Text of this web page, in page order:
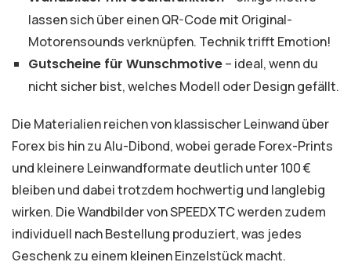
lassen sich über einen QR-Code mit Original-
Motorensounds verknüpfen. Technik trifft Emotion!
Gutscheine für Wunschmotive– ideal, wenn du
nicht sicher bist, welches Modell oder Design gefällt.
Die Materialien reichen von klassischer Leinwand über
Forex bis hin zu Alu-Dibond, wobei gerade Forex-Prints
und kleinere Leinwandformate deutlich unter 100 €
bleiben und dabei trotzdem hochwertig und langlebig
wirken. Die Wandbilder von SPEEDXTC werden zudem
individuell nach Bestellung produziert, was jedes
Geschenk zu einem kleinen Einzelstück macht.